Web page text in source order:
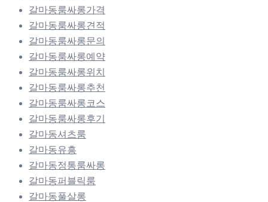
갈마동룸싸롱가격
갈마동룸싸롱견적
갈마동룸싸롱문의
갈마동룸싸롱예약
갈마동룸싸롱위치
갈마동룸싸롱추천
갈마동룸싸롱코스
갈마동룸싸롱후기
갈마동셔츠룸
갈마동유흥
갈마동정통룸싸롱
갈마동퍼블릭룸
갈마동풀살롱